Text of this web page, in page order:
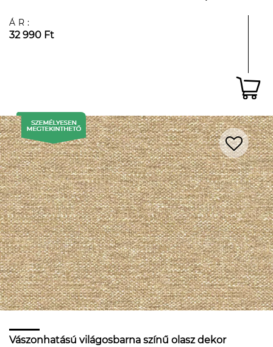
ÁR:
32 990 Ft
Vászonhatású világosbarna színű olasz dekor